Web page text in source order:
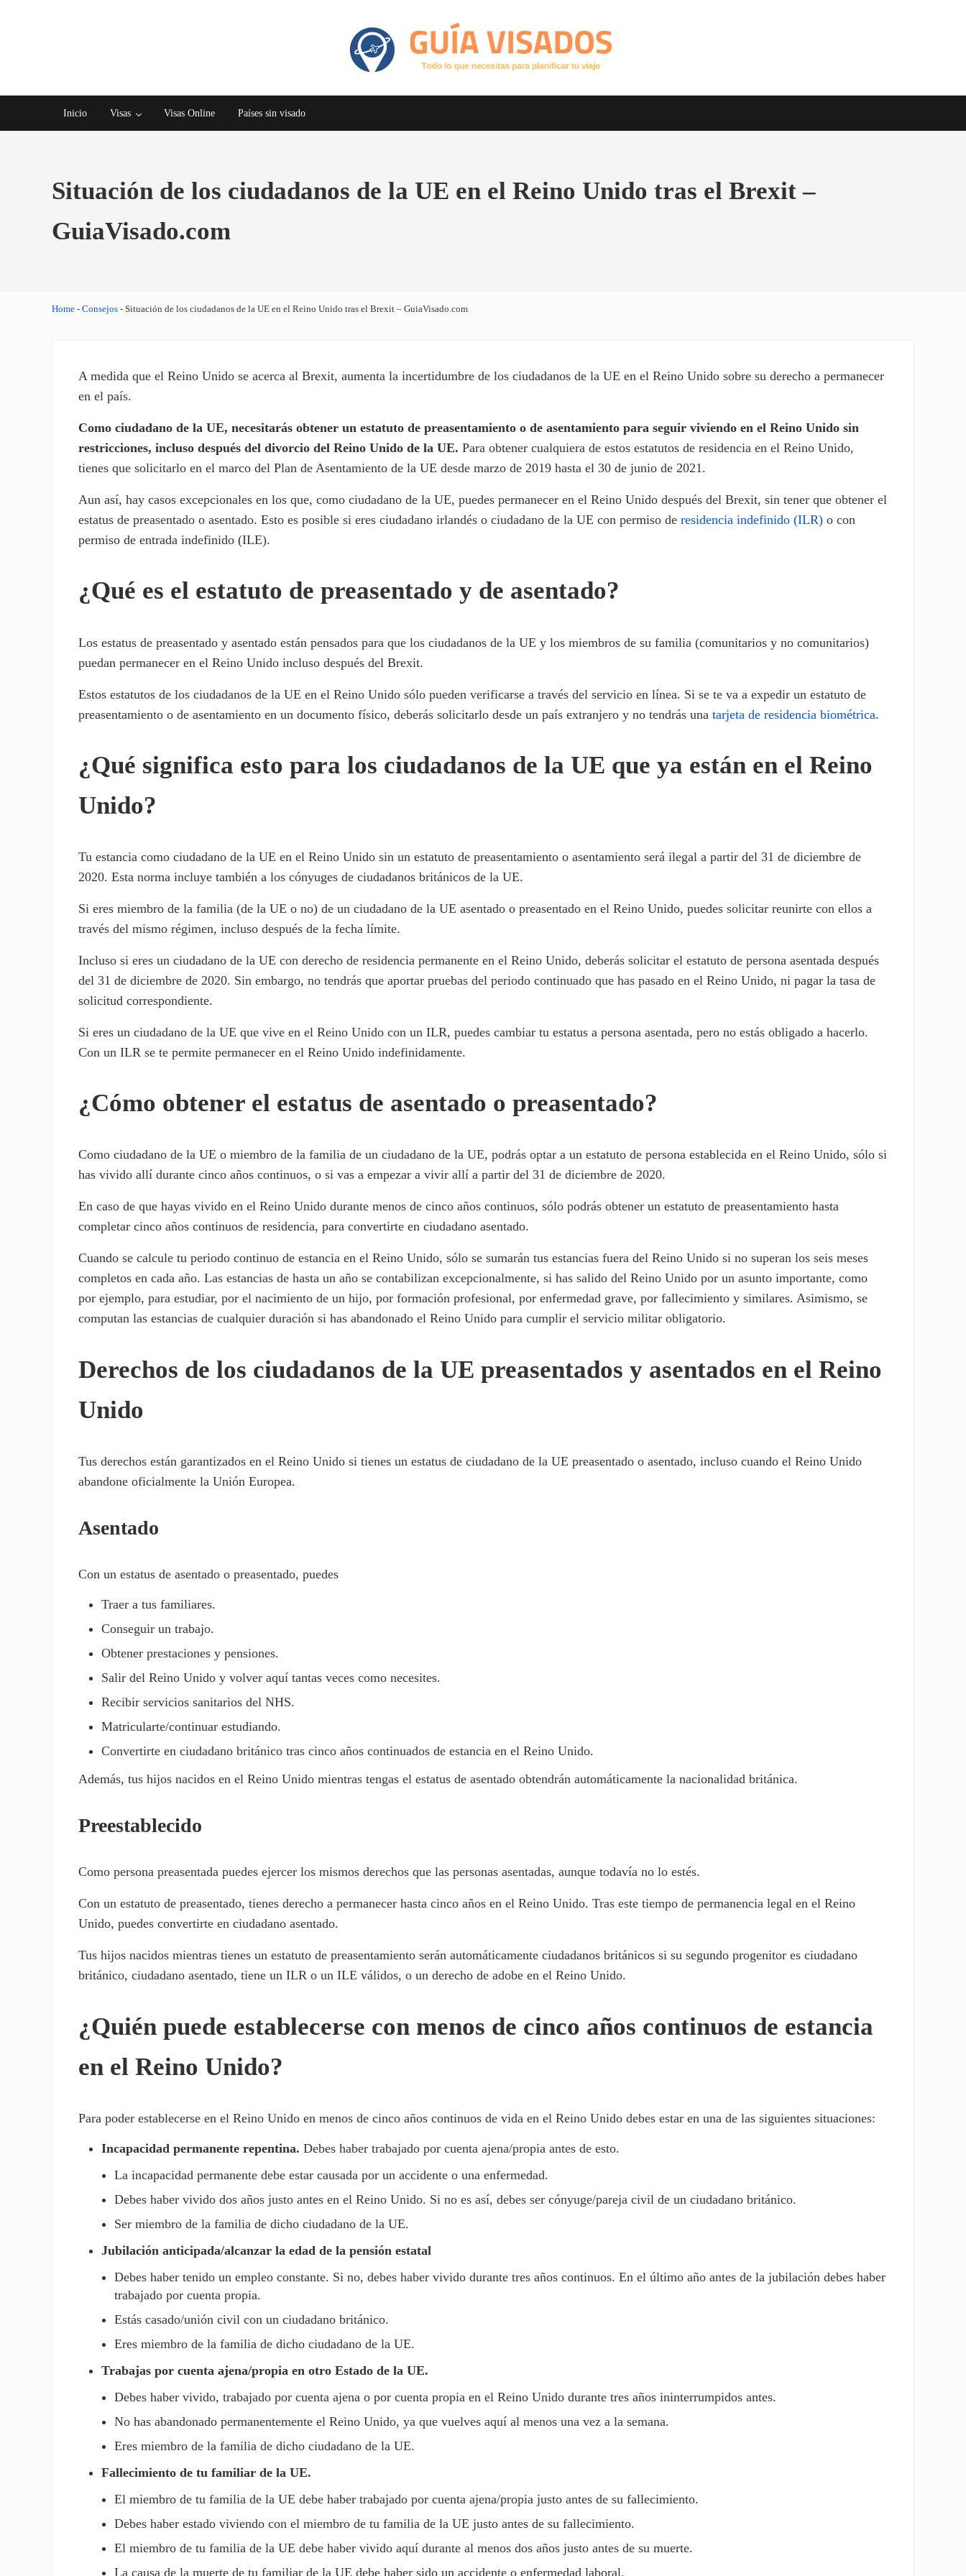
GuiaVisado.com - Guía de visados de viaje en todo el mundo
Inicio Visas Visas Online Países sin visado
Situación de los ciudadanos de la UE en el Reino Unido tras el Brexit –
GuiaVisado.com
Home - Consejos - Situación de los ciudadanos de la UE en el Reino Unido tras el Brexit – GuiaVisado.com
A medida que el Reino Unido se acerca al Brexit, aumenta la incertidumbre de los ciudadanos de la UE en el Reino Unido sobre su derecho a permanecer
en el país.
Como ciudadano de la UE, necesitarás obtener un estatuto de preasentamiento o de asentamiento para seguir viviendo en el Reino Unido sin
restricciones, incluso después del divorcio del Reino Unido de la UE. Para obtener cualquiera de estos estatutos de residencia en el Reino Unido,
tienes que solicitarlo en el marco del Plan de Asentamiento de la UE desde marzo de 2019 hasta el 30 de junio de 2021.
Aun así, hay casos excepcionales en los que, como ciudadano de la UE, puedes permanecer en el Reino Unido después del Brexit, sin tener que obtener el
estatus de preasentado o asentado. Esto es posible si eres ciudadano irlandés o ciudadano de la UE con permiso deresidencia indefinido (ILR) o con
permiso de entrada indefinido (ILE).
¿Qué es el estatuto de preasentado y de asentado?
Los estatus de preasentado y asentado están pensados para que los ciudadanos de la UE y los miembros de su familia (comunitarios y no comunitarios)
puedan permanecer en el Reino Unido incluso después del Brexit.
Estos estatutos de los ciudadanos de la UE en el Reino Unido sólo pueden verificarse a través del servicio en línea. Si se te va a expedir un estatuto de
preasentamiento o de asentamiento en un documento físico, deberás solicitarlo desde un país extranjero y no tendrás unatarjeta de residencia biométrica.
¿Qué significa esto para los ciudadanos de la UE que ya están en el Reino
Unido?
Tu estancia como ciudadano de la UE en el Reino Unido sin un estatuto de preasentamiento o asentamiento será ilegal a partir del 31 de diciembre de
2020. Esta norma incluye también a los cónyuges de ciudadanos británicos de la UE.
Si eres miembro de la familia (de la UE o no) de un ciudadano de la UE asentado o preasentado en el Reino Unido, puedes solicitar reunirte con ellos a
través del mismo régimen, incluso después de la fecha límite.
Incluso si eres un ciudadano de la UE con derecho de residencia permanente en el Reino Unido, deberás solicitar el estatuto de persona asentada después
del 31 de diciembre de 2020. Sin embargo, no tendrás que aportar pruebas del periodo continuado que has pasado en el Reino Unido, ni pagar la tasa de
solicitud correspondiente.
Si eres un ciudadano de la UE que vive en el Reino Unido con un ILR, puedes cambiar tu estatus a persona asentada, pero no estás obligado a hacerlo.
Con un ILR se te permite permanecer en el Reino Unido indefinidamente.
¿Cómo obtener el estatus de asentado o preasentado?
Como ciudadano de la UE o miembro de la familia de un ciudadano de la UE, podrás optar a un estatuto de persona establecida en el Reino Unido, sólo si
has vivido allí durante cinco años continuos, o si vas a empezar a vivir allí a partir del 31 de diciembre de 2020.
En caso de que hayas vivido en el Reino Unido durante menos de cinco años continuos, sólo podrás obtener un estatuto de preasentamiento hasta
completar cinco años continuos de residencia, para convertirte en ciudadano asentado.
Cuando se calcule tu periodo continuo de estancia en el Reino Unido, sólo se sumarán tus estancias fuera del Reino Unido si no superan los seis meses
completos en cada año. Las estancias de hasta un año se contabilizan excepcionalmente, si has salido del Reino Unido por un asunto importante, como
por ejemplo, para estudiar, por el nacimiento de un hijo, por formación profesional, por enfermedad grave, por fallecimiento y similares. Asimismo, se
computan las estancias de cualquier duración si has abandonado el Reino Unido para cumplir el servicio militar obligatorio.
Derechos de los ciudadanos de la UE preasentados y asentados en el Reino
Unido
Tus derechos están garantizados en el Reino Unido si tienes un estatus de ciudadano de la UE preasentado o asentado, incluso cuando el Reino Unido
abandone oficialmente la Unión Europea.
Asentado
Con un estatus de asentado o preasentado, puedes
Traer a tus familiares.
Conseguir un trabajo.
Obtener prestaciones y pensiones.
Salir del Reino Unido y volver aquí tantas veces como necesites.
Recibir servicios sanitarios del NHS.
Matricularte/continuar estudiando.
Convertirte en ciudadano británico tras cinco años continuados de estancia en el Reino Unido.
Además, tus hijos nacidos en el Reino Unido mientras tengas el estatus de asentado obtendrán automáticamente la nacionalidad británica.
Preestablecido
Como persona preasentada puedes ejercer los mismos derechos que las personas asentadas, aunque todavía no lo estés.
Con un estatuto de preasentado, tienes derecho a permanecer hasta cinco años en el Reino Unido. Tras este tiempo de permanencia legal en el Reino
Unido, puedes convertirte en ciudadano asentado.
Tus hijos nacidos mientras tienes un estatuto de preasentamiento serán automáticamente ciudadanos británicos si su segundo progenitor es ciudadano
británico, ciudadano asentado, tiene un ILR o un ILE válidos, o un derecho de adobe en el Reino Unido.
¿Quién puede establecerse con menos de cinco años continuos de estancia
en el Reino Unido?
Para poder establecerse en el Reino Unido en menos de cinco años continuos de vida en el Reino Unido debes estar en una de las siguientes situaciones:
Incapacidad permanente repentina. Debes haber trabajado por cuenta ajena/propia antes de esto.
La incapacidad permanente debe estar causada por un accidente o una enfermedad.
Debes haber vivido dos años justo antes en el Reino Unido. Si no es así, debes ser cónyuge/pareja civil de un ciudadano británico.
Ser miembro de la familia de dicho ciudadano de la UE.
Jubilación anticipada/alcanzar la edad de la pensión estatal
Debes haber tenido un empleo constante. Si no, debes haber vivido durante tres años continuos. En el último año antes de la jubilación debes haber
trabajado por cuenta propia.
Estás casado/unión civil con un ciudadano británico.
Eres miembro de la familia de dicho ciudadano de la UE.
Trabajas por cuenta ajena/propia en otro Estado de la UE.
Debes haber vivido, trabajado por cuenta ajena o por cuenta propia en el Reino Unido durante tres años ininterrumpidos antes.
No has abandonado permanentemente el Reino Unido, ya que vuelves aquí al menos una vez a la semana.
Eres miembro de la familia de dicho ciudadano de la UE.
Fallecimiento de tu familiar de la UE.
El miembro de tu familia de la UE debe haber trabajado por cuenta ajena/propia justo antes de su fallecimiento.
Debes haber estado viviendo con el miembro de tu familia de la UE justo antes de su fallecimiento.
El miembro de tu familia de la UE debe haber vivido aquí durante al menos dos años justo antes de su muerte.
La causa de la muerte de tu familiar de la UE debe haber sido un accidente o enfermedad laboral.